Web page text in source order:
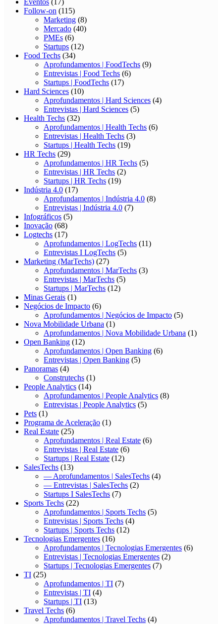
Follow-on (115)
Marketing (8)
Mercado (40)
PMEs (6)
Startups (12)
Food Techs (34)
Aprofundamentos | FoodTechs (9)
Entrevistas | Food Techs (6)
Startups | FoodTechs (17)
Hard Sciences (10)
Aprofundamentos | Hard Sciences (4)
Entrevistas | Hard Sciences (5)
Health Techs (32)
Aprofundamentos | Health Techs (6)
Entrevistas | Health Techs (3)
Startups | Health Techs (19)
HR Techs (29)
Aprofundamentos | HR Techs (5)
Entrevistas | HR Techs (2)
Startups | HR Techs (19)
Indústria 4.0 (17)
Aprofundamentos | Indústria 4.0 (8)
Entrevistas | Indústria 4.0 (7)
Infográficos (5)
Inovação (68)
Logtechs (17)
Aprofundamentos | LogTechs (11)
Entrevistas I LogTechs (5)
Marketing (MarTechs) (27)
Aprofundamentos | MarTechs (3)
Entrevistas | MarTechs (5)
Startups | MarTechs (12)
Minas Gerais (1)
Negócios de Impacto (6)
Aprofundamentos | Negócios de Impacto (5)
Nova Mobilidade Urbana (1)
Aprofundamentos | Nova Mobilidade Urbana (1)
Open Banking (12)
Aprofundamentos | Open Banking (6)
Entrevistas | Open Banking (5)
Panoramas (4)
Construtechs (1)
People Analytics (14)
Aprofundamentos | People Analytics (8)
Entrevistas | People Analytics (5)
Pets (1)
Programa de Aceleração (1)
Real Estate (25)
Aprofundamentos | Real Estate (6)
Entrevistas | Real Estate (6)
Startups | Real Estate (12)
SalesTechs (13)
— Aprofundamentos | SalesTechs (4)
— Entrevistas | SalesTechs (2)
Startups I SalesTechs (7)
Sports Techs (22)
Aprofundamentos | Sports Techs (5)
Entrevistas | Sports Techs (4)
Startups | Sports Techs (12)
Tecnologias Emergentes (16)
Aprofundamentos | Tecnologias Emergentes (6)
Entrevistas | Tecnologias Emergentes (2)
Startups | Tecnologias Emergentes (7)
TI (25)
Aprofundamentos | TI (7)
Entrevistas | TI (4)
Startups | TI (13)
Travel Techs (6)
Aprofundamentos | Travel Techs (4)